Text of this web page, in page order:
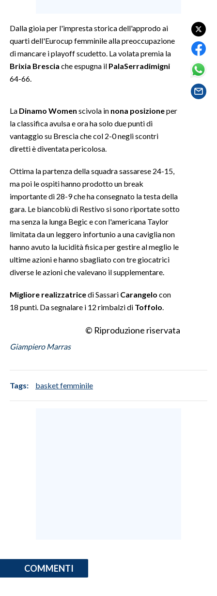
SPETTACOLI
GOSSIP
SARDEGNA TURISMO
SARDI NEL MONDO
NOTIZIE
#CARAUNIONE
3 MINUTI CON
INSULARITÀ
INFO AZIENDE
ABBONATI
STORE
Dalla gioia per l'impresta storica dell'approdo ai
quarti dell'Eurocup femminile alla preoccupazione
di mancare i playoff scudetto. La volata premia la
Brixia Brescia che espugna il PalaSerradimigni
64-66.
La Dinamo Women scivola in nona posizioneper
la classifica avulsa e ora ha solo due punti di
vantaggio su Brescia che col 2-0 negli scontri
diretti è diventata pericolosa.
Ottima la partenza della squadra sassarese 24-15,
ma poi le ospiti hanno prodotto un break
importante di 28-9 che ha consegnato la testa della
gara. Le biancoblù di Restivo si sono riportate sotto
ma senza la lunga Begic e con l'americana Taylor
limitata da un leggero infortunio a una caviglia non
hanno avuto la lucidità fisica per gestire al meglio le
ultime azioni e hanno sbagliato con tre giocatrici
diverse le azioni che valevano il supplementare.
Migliore realizzatricedi Sassari Carangelo con
18 punti. Da segnalare i 12 rimbalzi di Toffolo
© Riproduzione riservata
Giampiero Marras
Tags: basket femminile
COMMENTI